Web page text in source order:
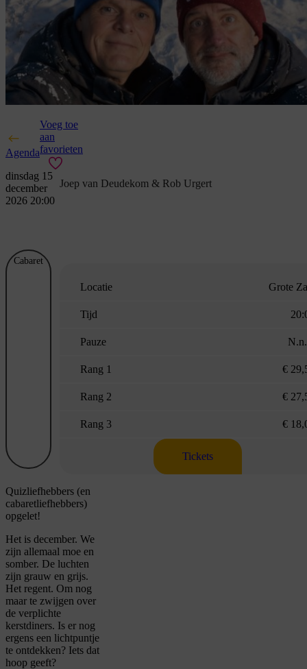
Agenda
Voeg toe
aan
favorieten
dinsdag 15
december
2026 20:00
Joep van Deudekom & Rob Urgert
Cabaret
Locatie Grote
Tijd
Pauze
Rang 1 €
Rang 2 €
Rang 3 €
Tickets
Quizliefhebbers (en
cabaretliefhebbers)
opgelet!
Het is december. We
zijn allemaal moe en
somber. De luchten
zijn grauw en grijs.
Het regent. Om nog
maar te zwijgen over
de verplichte
kerstdiners. Is er nog
ergens een lichtpuntje
te ontdekken? Iets dat
hoop geeft?